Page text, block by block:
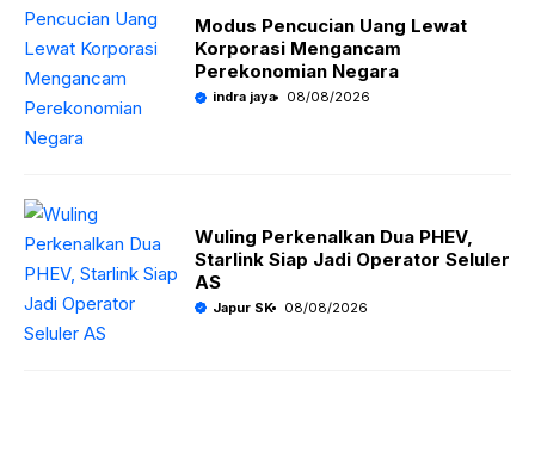
Modus Pencucian Uang Lewat
Korporasi Mengancam
Perekonomian Negara
indra jaya 08/08/2026
Wuling Perkenalkan Dua PHEV,
Starlink Siap Jadi Operator Seluler
AS
Japur SK 08/08/2026